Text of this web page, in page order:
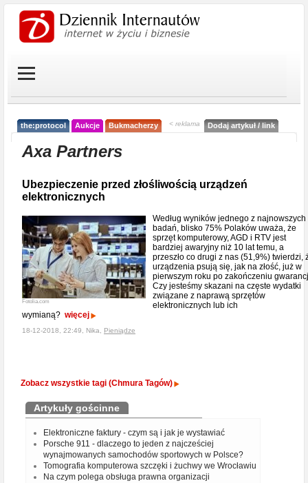
the:protocol Aukcje Bukmacherzy < reklama Dodaj artykuł / link
Axa Partners
Ubezpieczenie przed złośliwością urządzeń
elektronicznych
Fotolia.com
Według wyników jednego z najnowszych
badań, blisko 75% Polaków uważa, że
sprzęt komputerowy, AGD i RTV jest
bardziej awaryjny niż 10 lat temu, a
przeszło co drugi z nas (51,9%) twierdzi,
urządzenia psują się, jak na złość, już w
pierwszym roku po zakończeniu
Czy jesteśmy skazani na częste wydatki
związane z naprawą sprzętów
elektronicznych lub ich
wymianą? więcej
18-12-2018, 22:49, Nika, Pieniądze
Zobacz wszystkie tagi (Chmura Tagów)
Artykuły gościnne
Elektroniczne faktury - czym są i jak je wystawiać
Porsche 911 - dlaczego to jeden z najcześciej
wynajmowanych samochodów sportowych w Polsce?
Tomografia komputerowa szczęki i żuchwy we Wrocławiu
Na czym polega obsługa prawna organizacji